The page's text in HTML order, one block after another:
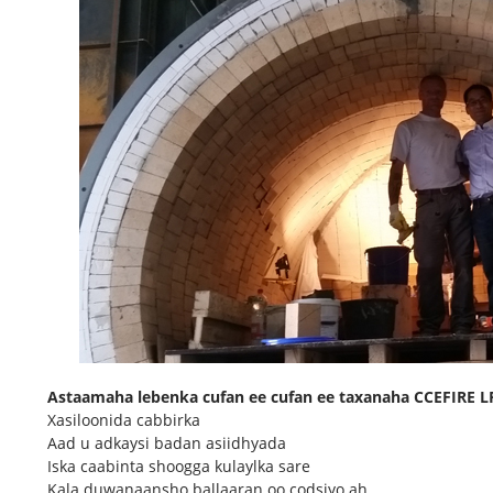
Astaamaha lebenka cufan ee cufan ee taxanaha CCEFIRE
Xasiloonida cabbirka
Aad u adkaysi badan asiidhyada
Iska caabinta shoogga kulaylka sare